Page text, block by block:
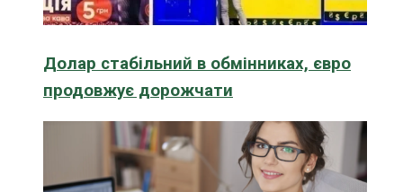
Долар стабільний в обмінниках, євро
продовжує дорожчати